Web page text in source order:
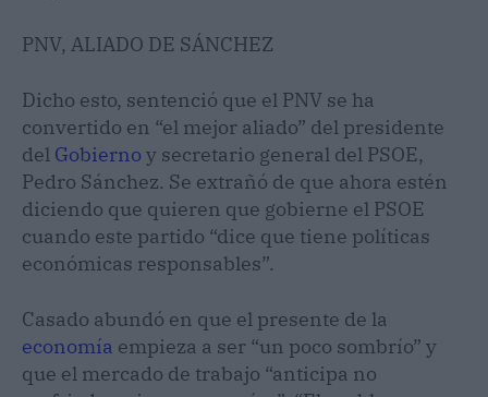
PNV, ALIADO DE SÁNCHEZ
Dicho esto, sentenció que el PNV se ha
convertido en “el mejor aliado” del presidente
del Gobierno y secretario general del PSOE,
Pedro Sánchez. Se extrañó de que ahora estén
diciendo que quieren que gobierne el PSOE
cuando este partido “dice que tiene políticas
económicas responsables”.
Casado abundó en que el presente de la
economía empieza a ser “un poco sombrío” y
que el mercado de trabajo “anticipa no